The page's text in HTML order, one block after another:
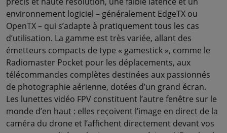
environnement logiciel – généralement EdgeTX ou
OpenTX – qui s’adapte à pratiquement tous les cas
d’utilisation. La gamme est très variée, allant des
émetteurs compacts de type « gamestick », comme le
Radiomaster Pocket pour les déplacements, aux
télécommandes complètes destinées aux passionnés
de photographie aérienne, dotées d’un grand écran.
Les lunettes vidéo FPV constituent l’autre fenêtre sur le
monde d’en haut : elles reçoivent l’image en direct de la
caméra du drone et l’affichent directement devant vos